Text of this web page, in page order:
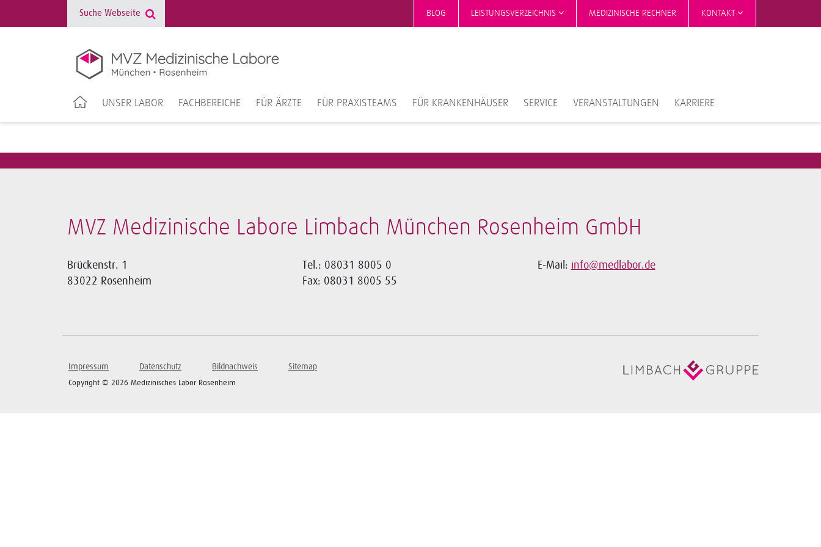
BLOG LEISTUNGSVERZEICHNIS MEDIZINISCHE RECHNER KONTAKT
UNSER LABOR FACHBEREICHE FÜR ÄRZTE FÜR PRAXISTEAMS FÜR KRANKENHÄUSER SERVICE VERANSTALTUNGEN KARRIERE
MVZ Medizinische Labore Limbach München Rosenheim GmbH
Brückenstr. 1
83022 Rosenheim
Tel.: 08031 8005 0
Fax: 08031 8005 55
E-Mail: info@medlabor.de
Impressum Datenschutz Bildnachweis Sitemap
Copyright © 2026 Medizinisches Labor Rosenheim